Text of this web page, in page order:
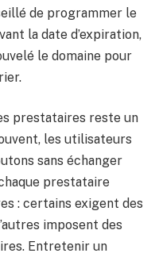
de programmer le
la date d’expiration,
le domaine pour
prestataires reste un
les utilisateurs
sans échanger
prestataire
: certains exigent des
imposent des
Entretenir un